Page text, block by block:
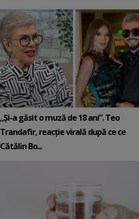
„Și-a găsit o muză de 18 ani”. Teo
Trandafir, reacție virală după ce ce
Cătălin Bo...